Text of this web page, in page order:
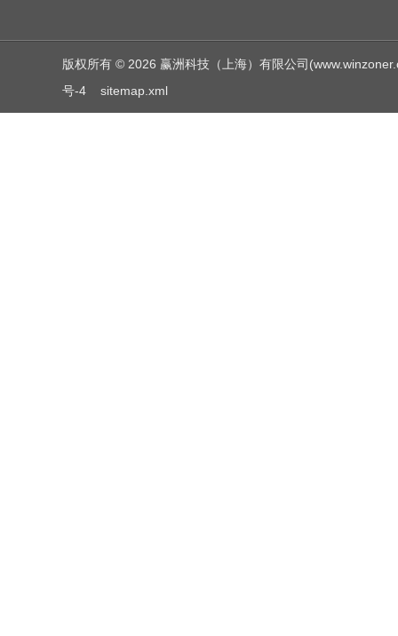
版权所有 © 2026 赢洲科技（上海）有限公司
号-4
sitemap.xml